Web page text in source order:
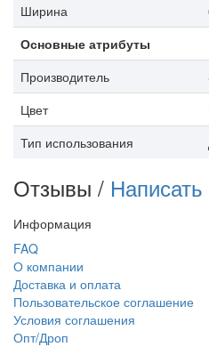
Ширина
Основные атрибуты
Производитель
Цвет
Тип использования
Отзывы /
Информация
FAQ
О компании
Доставка и оплата
Пользовательское соглашение
Условия соглашения
Опт/Дроп